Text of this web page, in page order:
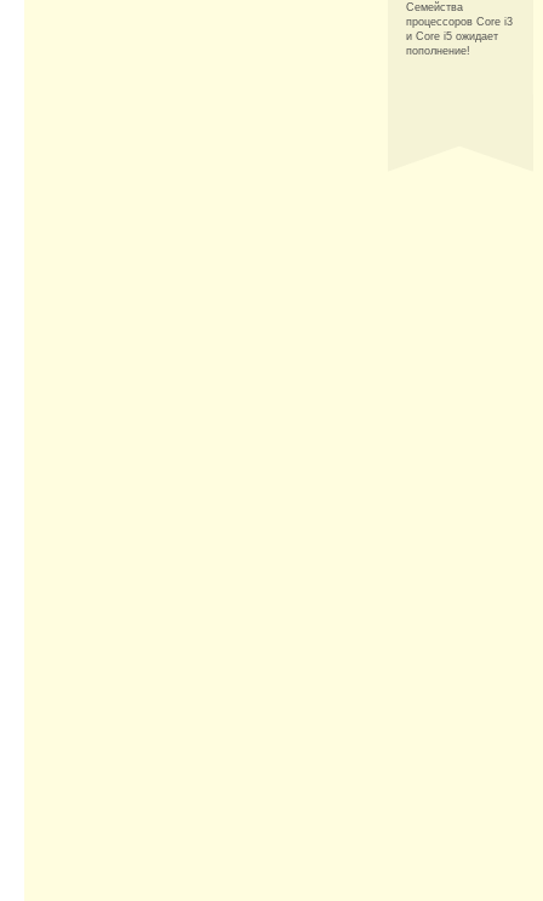
Семейства
процессоров Core i3
и Core i5 ожидает
пополнение!